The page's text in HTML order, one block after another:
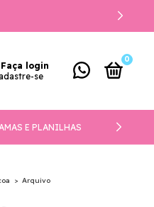
Faça login
se
0
E PLANILHAS
> Arquivo